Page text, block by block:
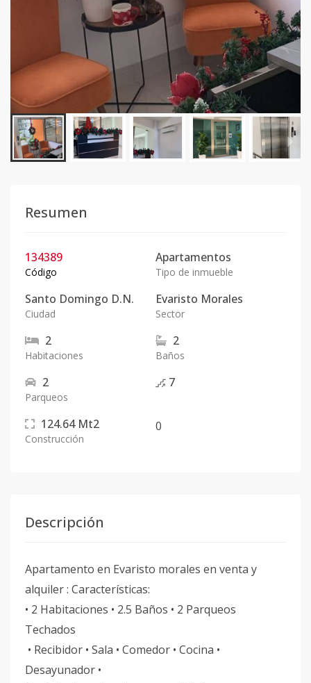
Resumen
134389
Código
Apartamentos
Tipo de inmueble
Santo Domingo D.N.
Ciudad
Evaristo Morales
Sector
2
Habitaciones
2
Baños
2
Parqueos
7
124.64 Mt2
Construcción
0
Descripción
Apartamento en Evaristo morales en venta y
alquiler : Características:
• 2 Habitaciones • 2.5 Baños • 2 Parqueos
Techados
• Recibidor • Sala • Comedor • Cocina •
Desayunador •